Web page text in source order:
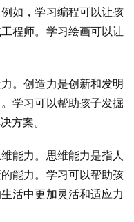
如，学习编程可以让孩
程师。学习绘画可以让
。创造力是创新和发明
学习可以帮助孩子发掘
方案。
能力。思维能力是指人
能力。学习可以帮助孩
活中更加灵活和适应力